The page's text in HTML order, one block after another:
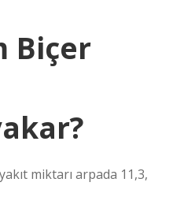
Biçer
miktarı arpada 11,3,